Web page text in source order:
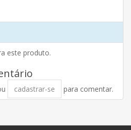
este produto.
cadastrar-se para comentar.